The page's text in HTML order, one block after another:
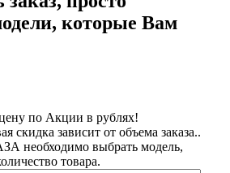
которые Вам
по Акции в рублях!
скидка зависит от объема заказа..
необходимо выбрать модель,
товара.